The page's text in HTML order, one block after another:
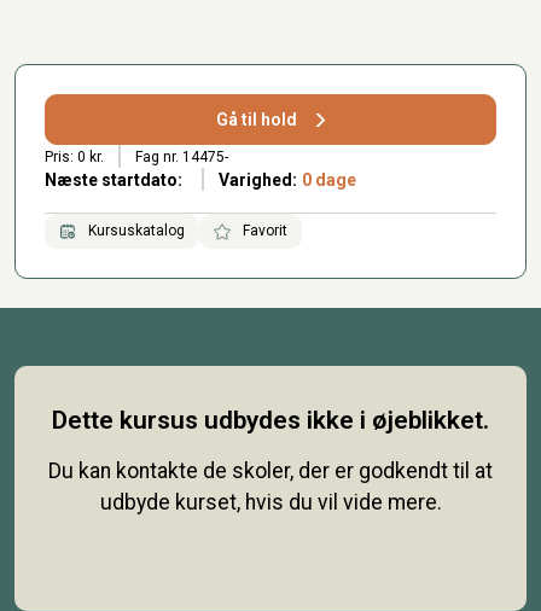
Gå til hold
Pris: 0 kr. Fag nr. 14475-
Næste startdato: Varighed: 0 dage
Kursuskatalog Favorit
Dette kursus udbydes ikke i øjeblikket.
Du kan kontakte de skoler, der er godkendt til at
udbyde kurset, hvis du vil vide mere.